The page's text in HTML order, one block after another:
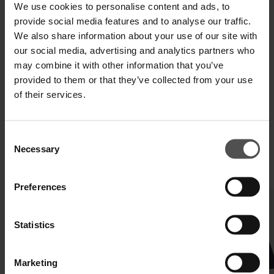
We use cookies to personalise content and ads, to
provide social media features and to analyse our traffic.
We also share information about your use of our site with
our social media, advertising and analytics partners who
may combine it with other information that you’ve
provided to them or that they’ve collected from your use
of their services.
Selection
Necessary
Preferences
Statistics
Marketing
SPEDIZIONE E RESO
SPECIFICHE TECNICHE